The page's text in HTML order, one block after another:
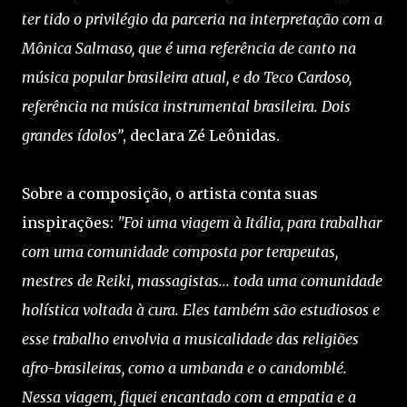
ter tido o privilégio da parceria na interpretação com a
Mônica Salmaso, que é uma referência de canto na
música popular brasileira atual, e do Teco Cardoso,
referência na música instrumental brasileira. Dois
grandes ídolos”, declara Zé Leônidas.
Sobre a composição, o artista conta suas
inspirações: "Foi uma viagem à Itália, para trabalhar
com uma comunidade composta por terapeutas,
mestres de Reiki, massagistas... toda uma comunidade
holística voltada à cura. Eles também são estudiosos e
esse trabalho envolvia a musicalidade das religiões
afro-brasileiras, como a umbanda e o candomblé.
Nessa viagem, fiquei encantado com a empatia e a